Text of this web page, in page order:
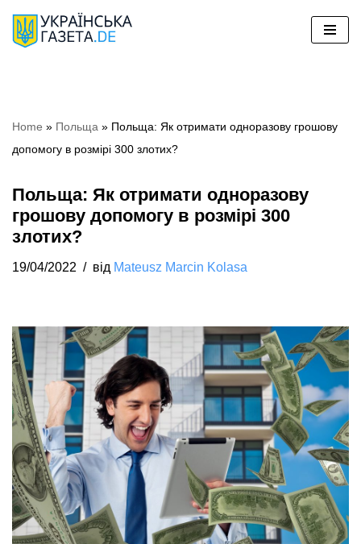
Перейти
Home » Польща » Польща: Як отримати одноразову грошову
допомогу в розмірі 300 злотих?
Польща: Як отримати одноразову
грошову допомогу в розмірі 300
злотих?
19/04/2022 від Mateusz Marcin Kolasa